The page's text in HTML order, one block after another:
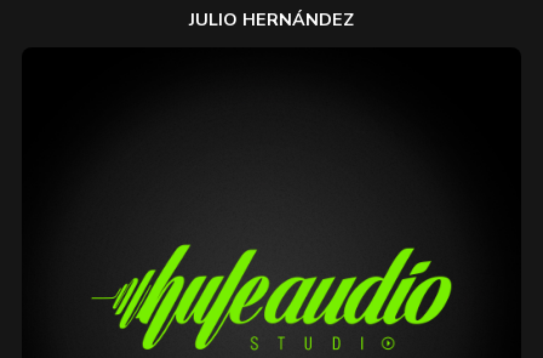
JULIO HERNÁNDEZ